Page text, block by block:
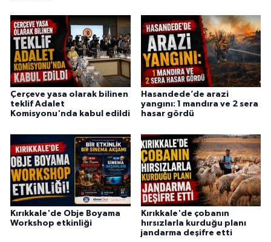
Çerçeve yasa olarak bilinen
teklif Adalet
Komisyonu'nda kabul edildi
Hasandede’de arazi
yangını: 1 mandıra ve 2 sera
hasar gördü
Kırıkkale'de Obje Boyama
Workshop etkinliği
Kırıkkale'de çobanın
hırsızlarla kurduğu planı
jandarma deşifre etti